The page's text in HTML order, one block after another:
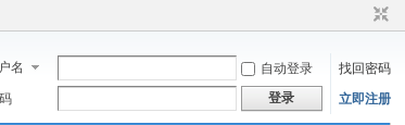
名 自动登录
找回密码
登录 立即注册